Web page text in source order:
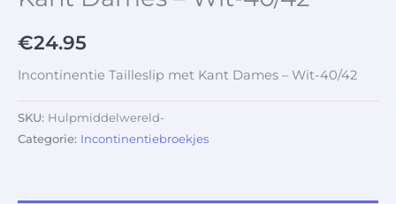
€24.95
Incontinentie Tailleslip met Kant Dames – Wit-40/42
SKU: Hulpmiddelwereld-
Categorie: Incontinentiebroekjes